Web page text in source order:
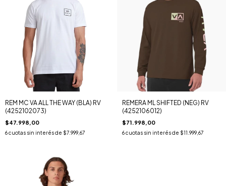
REM MC VA ALL THE WAY (BLA) RV
(4252102073)
$47.998,00
6cuotas sin interés de $7.999,67
REMERA ML SHIFTED (NEG) RV
(4252106012)
$71.998,00
6 cuotas sin interés de $11.999,67